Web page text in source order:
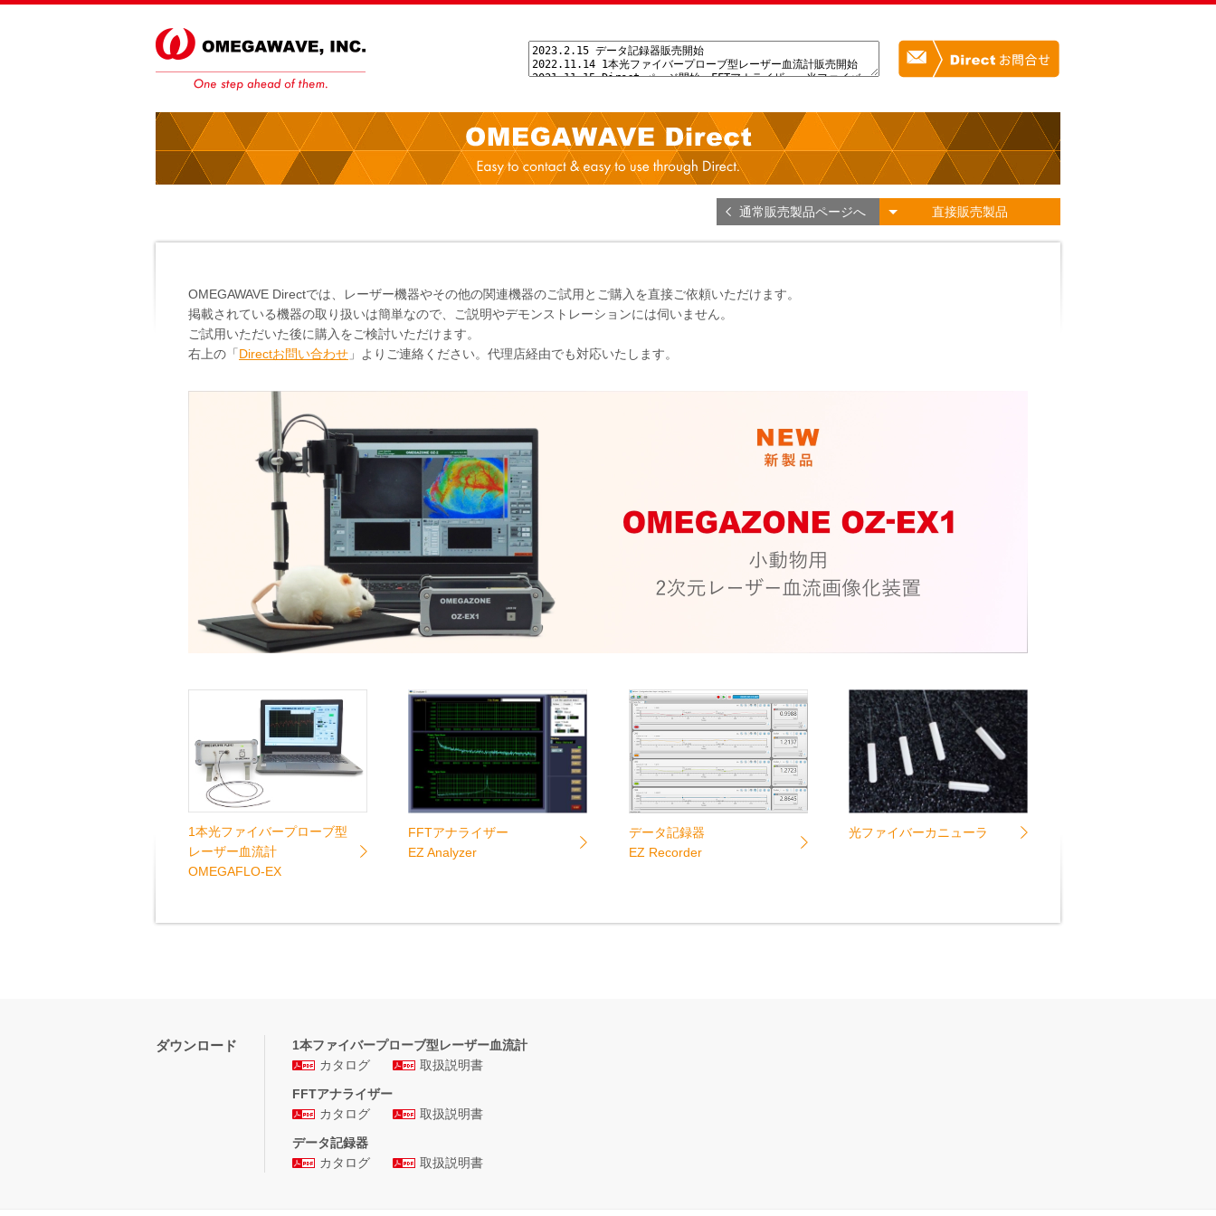
通常販売製品ページへ 直接販売製品
OMEGAWAVE Directでは、レーザー機器やその他の関連機器のご試用とご購入を直接ご依頼いただけます。
掲載されている機器の取り扱いは簡単なので、ご説明やデモンストレーションには伺いません。
ご試用いただいた後に購入をご検討いただけます。
右上の「 Directお問い合わせ 」よりご連絡ください。代理店経由でも対応いたします。
1本光ファイバープローブ型
レーザー血流計
OMEGAFLO-EX
FFTアナライザー
EZ Analyzer
データ記録器
EZ Recorder
光ファイバーカニューラ
ダウンロード
1本ファイバープローブ型レーザー血流計
カタログ
取扱説明書
FFTアナライザー
カタログ
取扱説明書
データ記録器
カタログ
取扱説明書